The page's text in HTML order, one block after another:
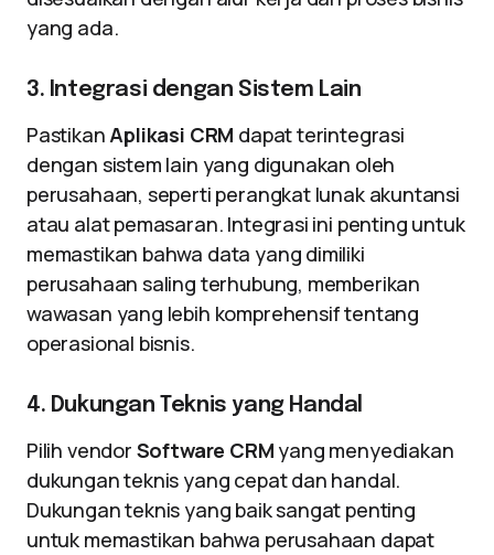
yang ada.
3. Integrasi dengan Sistem Lain
PastikanAplikasi CRM dapat terintegrasi
dengan sistem lain yang digunakan oleh
perusahaan, seperti perangkat lunak akuntansi
atau alat pemasaran. Integrasi ini penting untuk
memastikan bahwa data yang dimiliki
perusahaan saling terhubung, memberikan
wawasan yang lebih komprehensif tentang
operasional bisnis.
4. Dukungan Teknis yang Handal
Pilih vendor Software CRM yang menyediakan
dukungan teknis yang cepat dan handal.
Dukungan teknis yang baik sangat penting
untuk memastikan bahwa perusahaan dapat